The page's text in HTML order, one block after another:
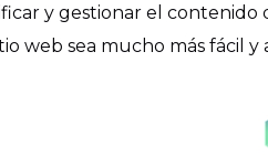
y gestionar el contenido
web sea mucho más fácil